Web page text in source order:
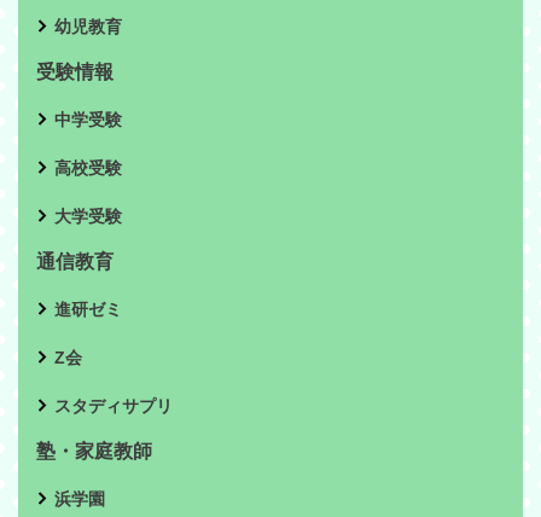
幼児教育
受験情報
中学受験
高校受験
大学受験
通信教育
進研ゼミ
Z会
スタディサプリ
塾・家庭教師
浜学園